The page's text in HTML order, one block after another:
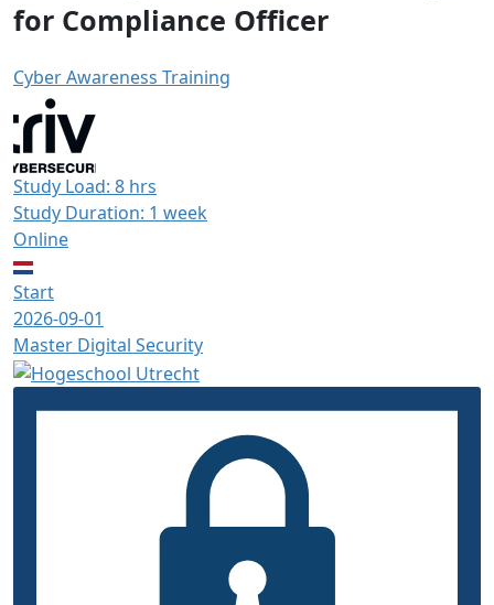
for Compliance Officer
Cyber Awareness Training
Study Load: 8 hrs
Study Duration: 1 week
Online
Start
2026-09-01
Master Digital Security